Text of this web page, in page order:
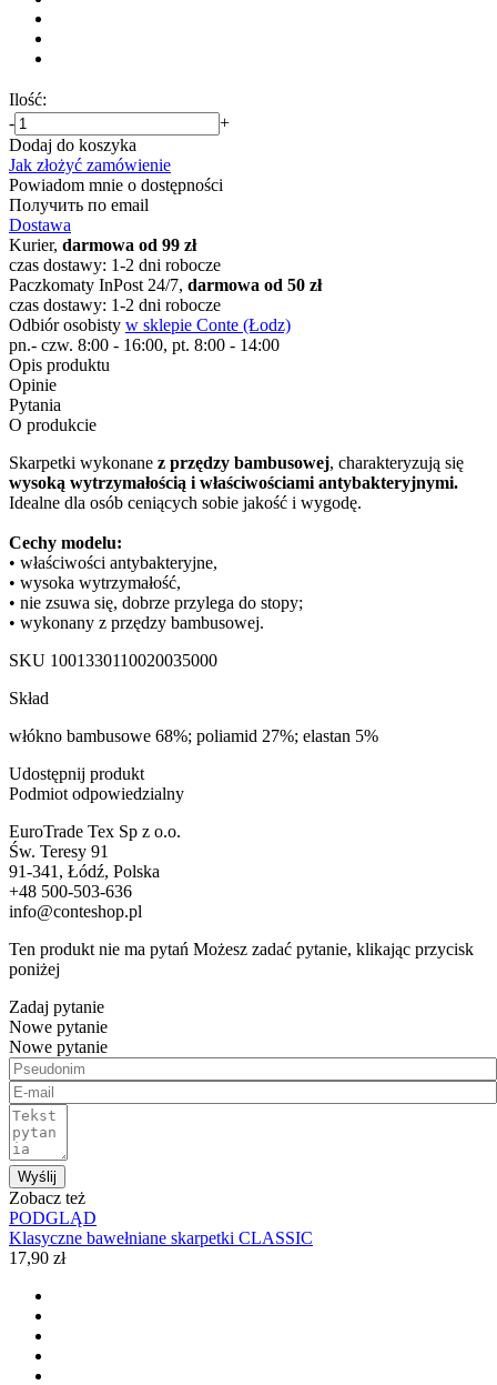
Ilość:
-
+
Dodaj do koszyka
Jak złożyć zamówienie
Powiadom mnie o dostępności
Получить по email
Dostawa
Kurier, darmowa od 99 zł
czas dostawy: 1-2 dni robocze
Paczkomaty InPost 24/7, darmowa od 50 zł
czas dostawy: 1-2 dni robocze
Odbiór osobisty w sklepie Conte (Łodz)
pn.- czw. 8:00 - 16:00, pt. 8:00 - 14:00
Opis produktu
Opinie
Pytania
O produkcie
Skarpetki wykonane z przędzy bambusowej, charakteryzują się
wysoką wytrzymałością i właściwościami antybakteryjnymi.
Idealne dla osób ceniących sobie jakość i wygodę.
Cechy modelu:
• właściwości antybakteryjne,
• wysoka wytrzymałość,
• nie zsuwa się, dobrze przylega do stopy;
• wykonany z przędzy bambusowej.
SKU 1001330110020035000
Skład
włókno bambusowe 68%; poliamid 27%; elastan 5%
Udostępnij produkt
Podmiot odpowiedzialny
EuroTrade Tex Sp z o.o.
Św. Teresy 91
91-341, Łódź, Polska
+48 500-503-636
info@conteshop.pl
Ten produkt nie ma pytań Możesz zadać pytanie, klikając przycisk
poniżej
Zadaj pytanie
Nowe pytanie
Nowe pytanie
Wyślij
Zobacz też
PODGLĄD
Klasyczne bawełniane skarpetki CLASSIC
17,90 zł